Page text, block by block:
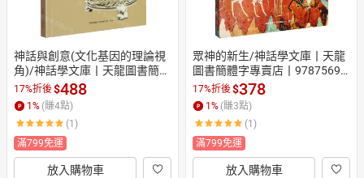
神話與創意(文化基因的理論視
角)/神話學文庫丨天龍圖書簡體
字專賣店丨9787569546217 (tl
2604)
17%折後$488
1 % (賺4點)
(1)
滿799免運
放入購物車
眾神的新生/神話學文庫丨天龍
圖書簡體字專賣店丨97875695
61173 (tl2607)
17%折後$378
1 % (賺3點)
(1)
滿799免運
放入購物車